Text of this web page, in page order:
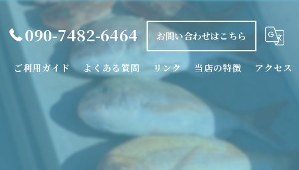
090-7482-6464 お問い合わせはこちら
ご利用ガイド よくある質問 リンク 当店の特徴
釣り船
タイラバ
アクセス